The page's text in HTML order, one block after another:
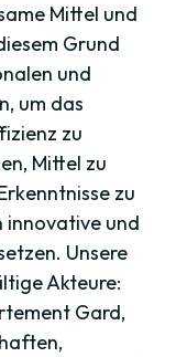
Mittel und
Grund
und
um das
zu
Mittel zu
zu
und
Unsere
Akteure:
Gard,